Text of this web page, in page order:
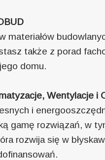
także z porad
domu.
Wentylacje i
i
gamę rozwiązań, w
rozwija się w